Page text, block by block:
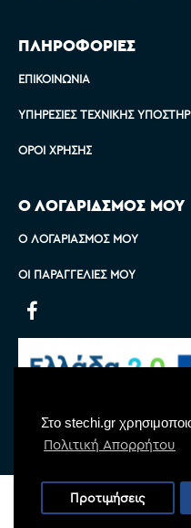
Στο stechi.gr
Πολιτική Απορρήτου
Προτιμήσεις
ΠΛΗΡΟΦΟΡΙΕΣ
ΕΠΙΚΟΙΝΩΝΊΑ
ΥΠΗΡΕΣΊΕΣ ΤΕΧΝΙΚΉΣ
ΌΡΟΙ ΧΡΉΣΗΣ
Ο ΛΟΓΑΡΙΑΣΜΟΣ ΜΟΥ
Ο ΛΟΓΑΡΙΑΣΜΌΣ ΜΟΥ
ΟΙ ΠΑΡΑΓΓΕΛΊΕΣ ΜΟΥ
Copyright © 2022
Powered by